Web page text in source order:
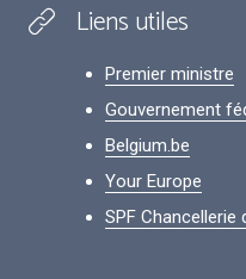
Liens utiles
Premier ministre
Gouvernement
Belgium.be
Your Europe
SPF Chancellerie